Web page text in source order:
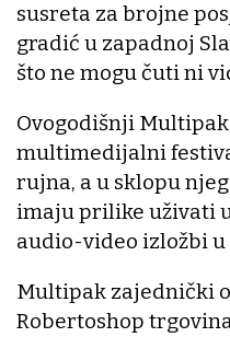
susreta za brojne
gradić u zapadnoj
što ne mogu čuti ni
Ovogodišnji
multimedijalni
rujna, a u sklopu
imaju prilike uživati
audio-video izložbi
Multipak zajednički
Robertoshop